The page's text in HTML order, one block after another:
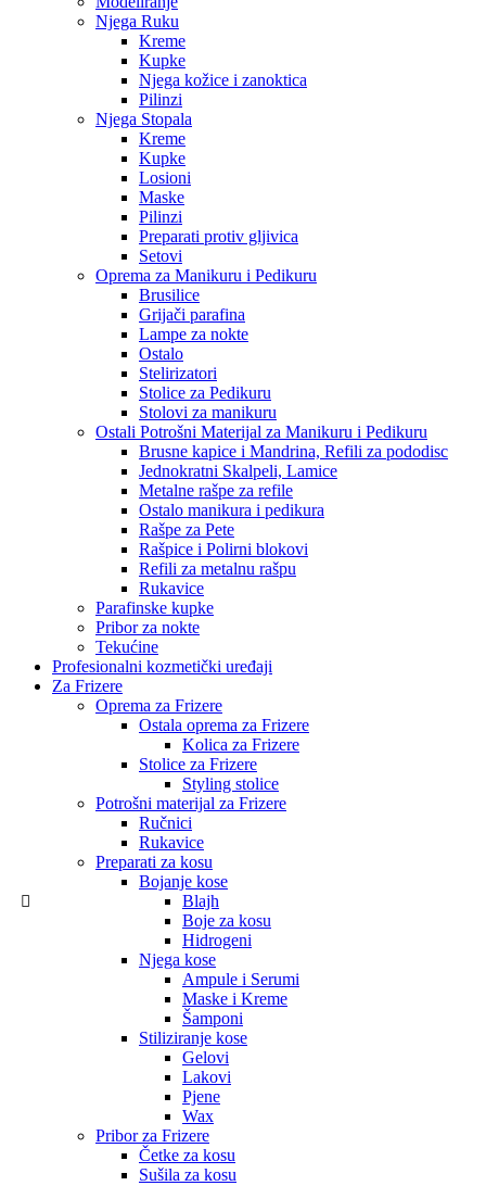
Njega Ruku
Kreme
Kupke
Njega kožice i zanoktica
Pilinzi
Njega Stopala
Kreme
Kupke
Losioni
Maske
Pilinzi
Preparati protiv gljivica
Setovi
Oprema za Manikuru i Pedikuru
Brusilice
Grijači parafina
Lampe za nokte
Ostalo
Stelirizatori
Stolice za Pedikuru
Stolovi za manikuru
Ostali Potrošni Materijal za Manikuru i Pedikuru
Brusne kapice i Mandrina, Refili za pododisc
Jednokratni Skalpeli, Lamice
Metalne rašpe za refile
Ostalo manikura i pedikura
Rašpe za Pete
Rašpice i Polirni blokovi
Refili za metalnu rašpu
Rukavice
Parafinske kupke
Pribor za nokte
Tekućine
Profesionalni kozmetički uređaji
Za Frizere
Oprema za Frizere
Ostala oprema za Frizere
Kolica za Frizere
Stolice za Frizere
Styling stolice
Potrošni materijal za Frizere
Ručnici
Rukavice
Preparati za kosu
Bojanje kose
Blajh
Boje za kosu
Hidrogeni
Njega kose
Ampule i Serumi
Maske i Kreme
Šamponi
Stiliziranje kose
Gelovi
Lakovi
Pjene
Wax
Pribor za Frizere
Četke za kosu
Sušila za kosu